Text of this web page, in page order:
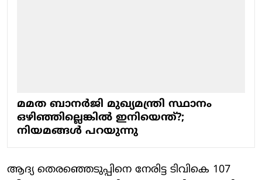
മമത ബാനര്‍ജി മുഖ്യമന്ത്രി സ്ഥാനം
ഒഴിഞ്ഞില്ലെങ്കില്‍ ഇനിയെന്ത്?;
നിയമങ്ങള്‍ പറയുന്നു
ആദ്യ തെരഞ്ഞെടുപ്പിനെ നേരിട്ട ടിവികെ 107